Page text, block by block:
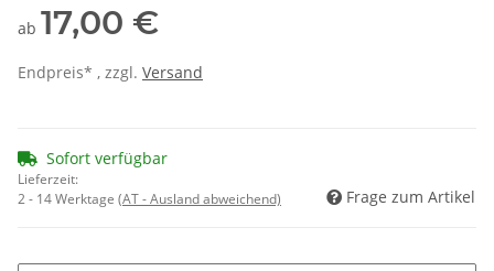
ab 17,00 €
Endpreis* , zzgl. Versand
Sofort verfügbar
Lieferzeit:
2 - 14 Werktage (AT - Ausland abweichend) Frage zum Artikel